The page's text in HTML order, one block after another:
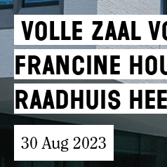
Volle zaal
Francine
Raadhuis
30 Aug 2023